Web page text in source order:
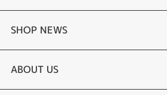
婚約指輪
結婚指輪
SHOP NEWS
選ばれる理由まとめ
ABOUT US